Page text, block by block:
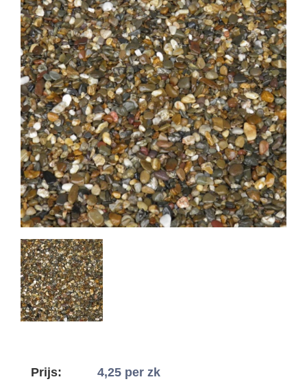
Prijs: 4,25 per zk